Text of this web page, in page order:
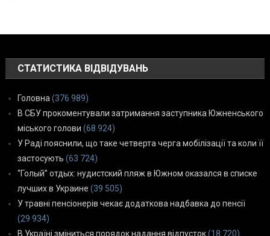
СТАТИСТИКА ВІДВІДУВАНЬ
Головна (376 989)
В СБУ прокоментували затримання заступника Южненського
міського голови (68 924)
У Раді пояснили, що таке четверта черга мобілізації та коли її
застосують (63 724)
“Голый” отдых: нудистский пляж в Южном оказался в списке
лучших в Украине (39 505)
У травні пенсіонерів чекає додаткова надбавка до пенсії
(29 934)
В Україні зміниться порядок надання відпусток(18 720)